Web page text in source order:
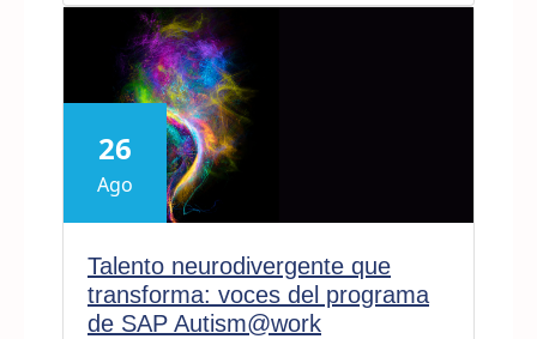
26
Ago
Talento neurodivergente que
transforma: voces del programa
de SAP Autism@work